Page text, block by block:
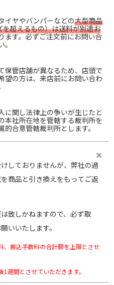
イヤやバンパーなどの大型商品
を超えるもの）は送料が別途お
ます。必ずご注文前にお問い合
保管店舗が異なるため、店頭で
望の方は、来店前にお問い合わ
に関し法律上の争いが生じたと
本社所在地を管轄する裁判所を
的合意管轄裁判所とします。
しておりませんが、弊社の過
商品と引き換えをもってご返
致しかねますので、必ず取
いいたします。
振込手数料の合計額を上限とさせ
週間とさせていただきます。